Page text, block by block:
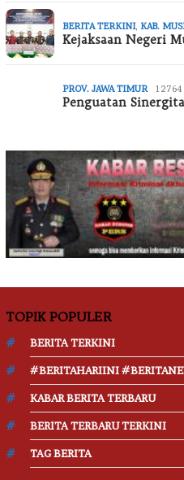
BERITA TERKINI, KAB.
Kejaksaan Negeri
PROV. JAWA TIMUR
Penguatan
TOPIK POPULER
BERITA TERKINI
#BERITAHARIINI
KABAR BERITA TERBARU
BERITA TERBARU TERKINI
TAG BERITA